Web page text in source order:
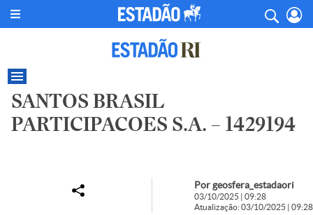
SANTOS BRASIL
PARTICIPACOES S.A. – 1429194
Por geosfera_estadaori
03/10/2025 | 09:28
Atualização: 03/10/2025 | 09:28